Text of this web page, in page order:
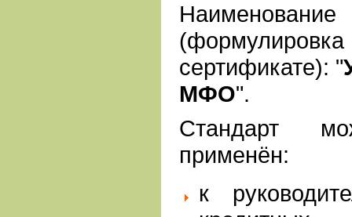
сертификате): "
МФО".
Стандарт
применён:
к